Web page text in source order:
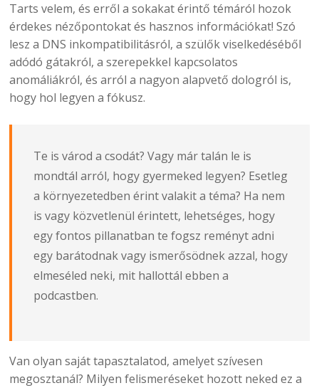
Tarts velem, és erről a sokakat érintő témáról hozok
érdekes nézőpontokat és hasznos információkat! Szó
lesz a DNS inkompatibilitásról, a szülők viselkedéséből
adódó gátakról, a szerepekkel kapcsolatos
anomáliákról, és arról a nagyon alapvető dologról is,
hogy hol legyen a fókusz.
Te is várod a csodát? Vagy már talán le is
mondtál arról, hogy gyermeked legyen? Esetleg
a környezetedben érint valakit a téma? Ha nem
is vagy közvetlenül érintett, lehetséges, hogy
egy fontos pillanatban te fogsz reményt adni
egy barátodnak vagy ismerősödnek azzal, hogy
elmeséled neki, mit hallottál ebben a
podcastben.
Van olyan saját tapasztalatod, amelyet szívesen
megosztanál? Milyen felismeréseket hozott neked ez a